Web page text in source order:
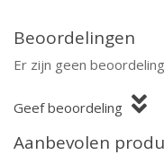
Beoordelingen
Er zijn geen
Geef beoordeling
Aanbevolen